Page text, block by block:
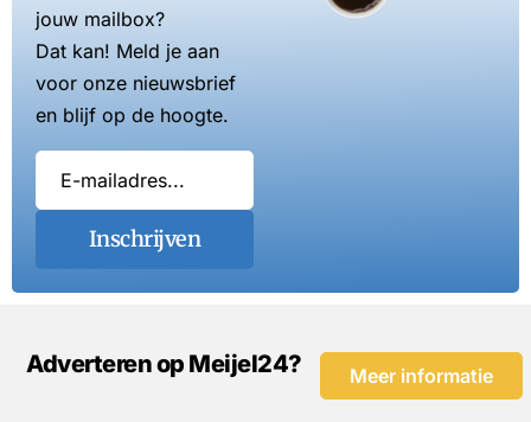
jouw mailbox?
Dat kan! Meld je aan
voor onze nieuwsbrief
en blijf op de hoogte.
Inschrijven
Adverteren op Meijel24? Meer informatie